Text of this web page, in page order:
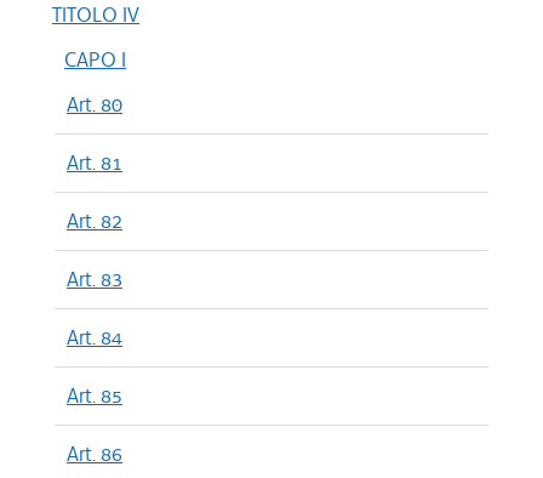
TITOLO IV
CAPO I
Art. 80
Art. 81
Art. 82
Art. 83
Art. 84
Art. 85
Art. 86